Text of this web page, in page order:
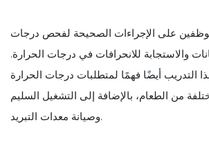
على الإجراءات الصحيحة لفحص درجات
والاستجابة للانحرافات في درجات الحرارة.
أيضًا فهمًا لمتطلبات درجات الحرارة
من الطعام، بالإضافة إلى التشغيل السليم
وصيانة معدات التبريد.